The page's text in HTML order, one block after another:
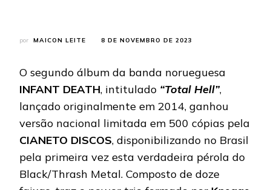
por MAICON LEITE 8 DE NOVEMBRO DE 2023
O segundo álbum da banda norueguesa
INFANT DEATH, intitulado “Total Hell”,
lançado originalmente em 2014, ganhou
versão nacional limitada em 500 cópias pela
CIANETO DISCOS, disponibilizando no Brasil
pela primeira vez esta verdadeira pérola do
Black/Thrash Metal. Composto de doze